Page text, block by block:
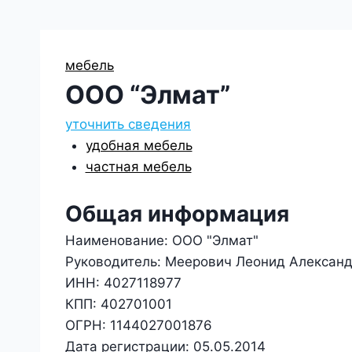
мебель
ООО “Элмат”
уточнить сведения
удобная мебель
частная мебель
Общая информация
Наименование: ООО "Элмат"
Руководитель: Меерович Леонид
ИНН: 4027118977
КПП: 402701001
ОГРН: 1144027001876
Дата регистрации: 05.05.2014